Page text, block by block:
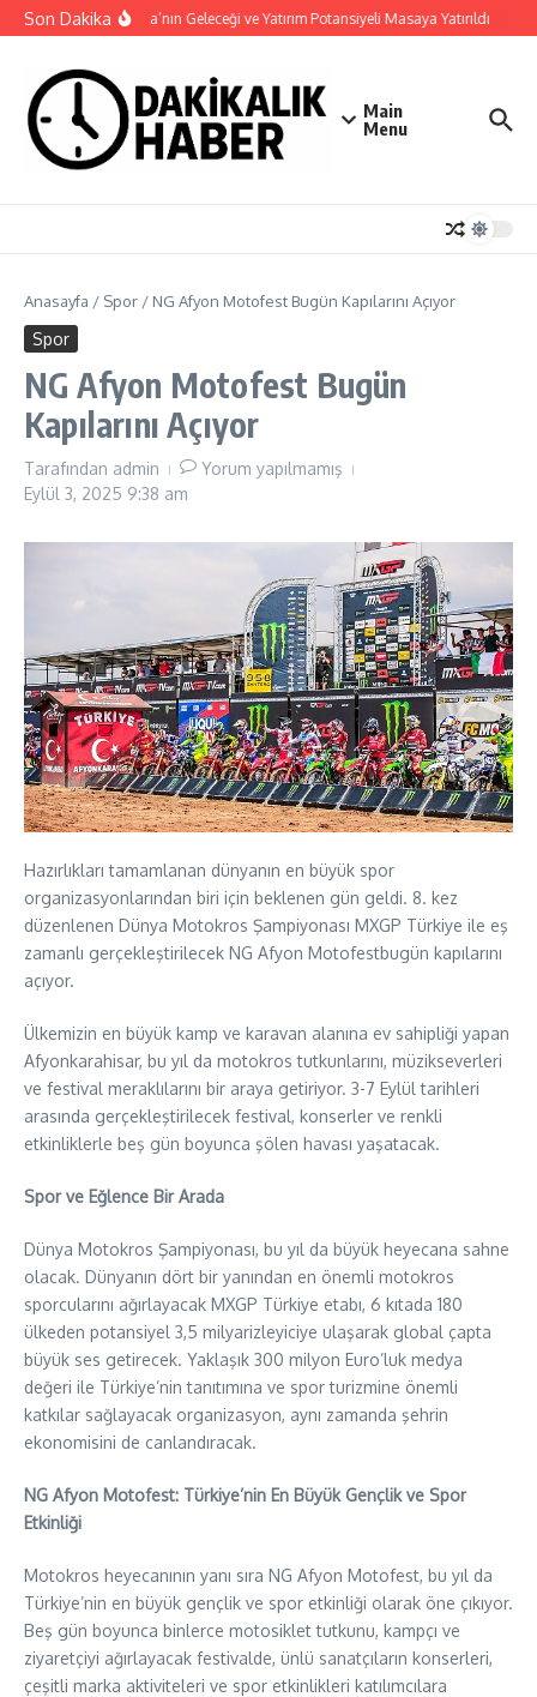
İçeriğe atla
Son DakikaHaymana’nın Geleceği ve Yatırım Potansiyeli Masaya Yatırıldı
Main
Menu
Anasayfa / Spor / NG Afyon Motofest Bugün Kapılarını Açıyor
Spor
NG Afyon Motofest Bugün
Kapılarını Açıyor
Tarafından admin
Yorum yapılmamış
Eylül 3, 2025 9:38 am
Hazırlıkları tamamlanan dünyanın en büyük spor
organizasyonlarından biri için beklenen gün geldi. 8. kez
düzenlenen Dünya Motokros Şampiyonası MXGP Türkiye ile eş
zamanlı gerçekleştirilecek NG Afyon Motofestbugün kapılarını
açıyor.
Ülkemizin en büyük kamp ve karavan alanına ev sahipliği yapan
Afyonkarahisar, bu yıl da motokros tutkunlarını, müzikseverleri
ve festival meraklılarını bir araya getiriyor. 3-7 Eylül tarihleri
arasında gerçekleştirilecek festival, konserler ve renkli
etkinliklerle beş gün boyunca şölen havası yaşatacak.
Spor ve Eğlence Bir Arada
Dünya Motokros Şampiyonası, bu yıl da büyük heyecana sahne
olacak. Dünyanın dört bir yanından en önemli motokros
sporcularını ağırlayacak MXGP Türkiye etabı, 6 kıtada 180
ülkeden potansiyel 3,5 milyarizleyiciye ulaşarak global çapta
büyük ses getirecek. Yaklaşık 300 milyon Euro’luk medya
değeri ile Türkiye’nin tanıtımına ve spor turizmine önemli
katkılar sağlayacak organizasyon, aynı zamanda şehrin
ekonomisini de canlandıracak.
NG Afyon Motofest: Türkiye’nin En Büyük Gençlik ve Spor
Etkinliği
Motokros heyecanının yanı sıra NG Afyon Motofest, bu yıl da
Türkiye’nin en büyük gençlik ve spor etkinliği olarak öne çıkıyor.
Beş gün boyunca binlerce motosiklet tutkunu, kampçı ve
ziyaretçiyi ağırlayacak festivalde, ünlü sanatçıların konserleri,
çeşitli marka aktiviteleri ve spor etkinlikleri katılımcılara